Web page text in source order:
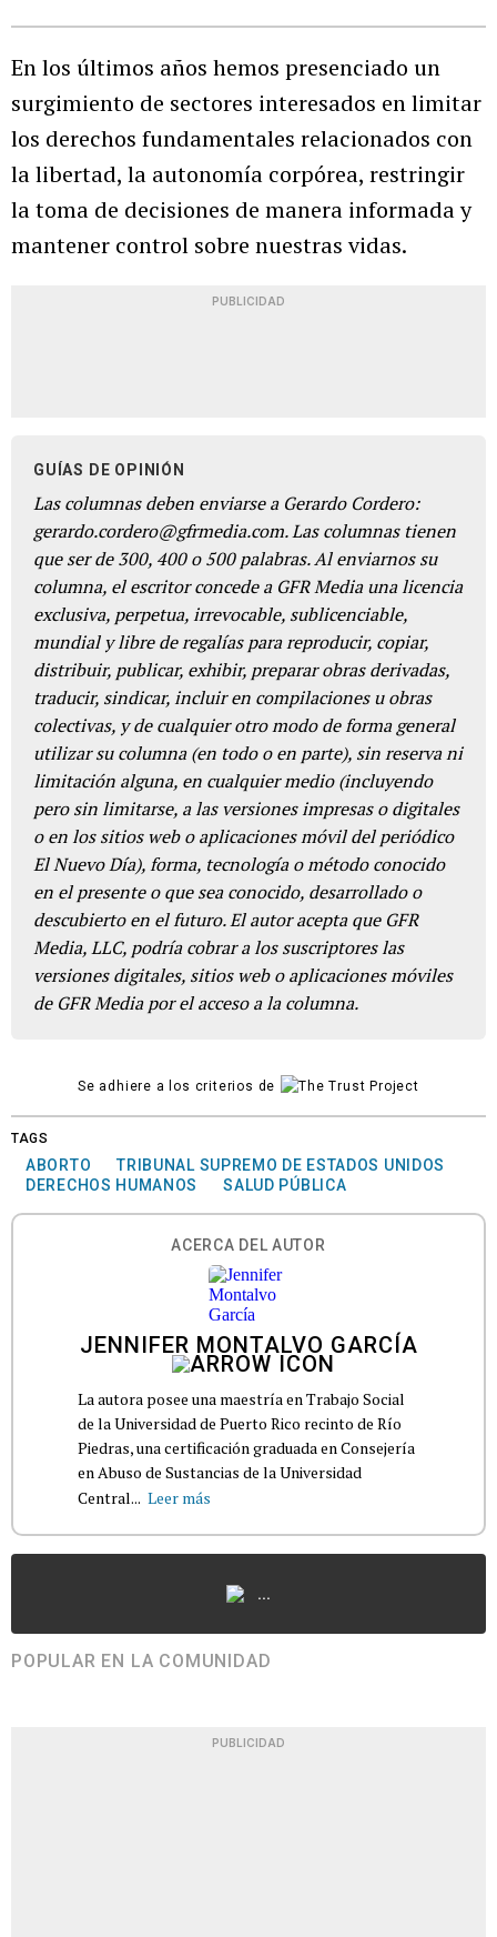
En los últimos años hemos presenciado un
surgimiento de sectores interesados en limitar
los derechos fundamentales relacionados con
la libertad, la autonomía corpórea, restringir
la toma de decisiones de manera informada y
mantener control sobre nuestras vidas.
PUBLICIDAD
GUÍAS DE OPINIÓN
Las columnas deben enviarse a Gerardo Cordero:
gerardo.cordero@gfrmedia.com. Las columnas tienen
que ser de 300, 400 o 500 palabras. Al enviarnos su
columna, el escritor concede a GFR Media una licencia
exclusiva, perpetua, irrevocable, sublicenciable,
mundial y libre de regalías para reproducir, copiar,
distribuir, publicar, exhibir, preparar obras derivadas,
traducir, sindicar, incluir en compilaciones u obras
colectivas, y de cualquier otro modo de forma general
utilizar su columna (en todo o en parte), sin reserva ni
limitación alguna, en cualquier medio (incluyendo
pero sin limitarse, a las versiones impresas o digitales
o en los sitios web o aplicaciones móvil del periódico
El Nuevo Día), forma, tecnología o método conocido
en el presente o que sea conocido, desarrollado o
descubierto en el futuro. El autor acepta que GFR
Media, LLC, podría cobrar a los suscriptores las
versiones digitales, sitios web o aplicaciones móviles
de GFR Media por el acceso a la columna.
Se adhiere a los criterios de
TAGS
ABORTO
TRIBUNAL SUPREMO DE ESTADOS UNIDOS
DERECHOS HUMANOS
SALUD PÚBLICA
ACERCA DEL AUTOR
JENNIFER MONTALVO GARCÍA
La autora posee una maestría en Trabajo Social
de la Universidad de Puerto Rico recinto de Río
Piedras, una certificación graduada en Consejería
en Abuso de Sustancias de la Universidad
Central... Leer más
...
POPULAR EN LA COMUNIDAD
PUBLICIDAD